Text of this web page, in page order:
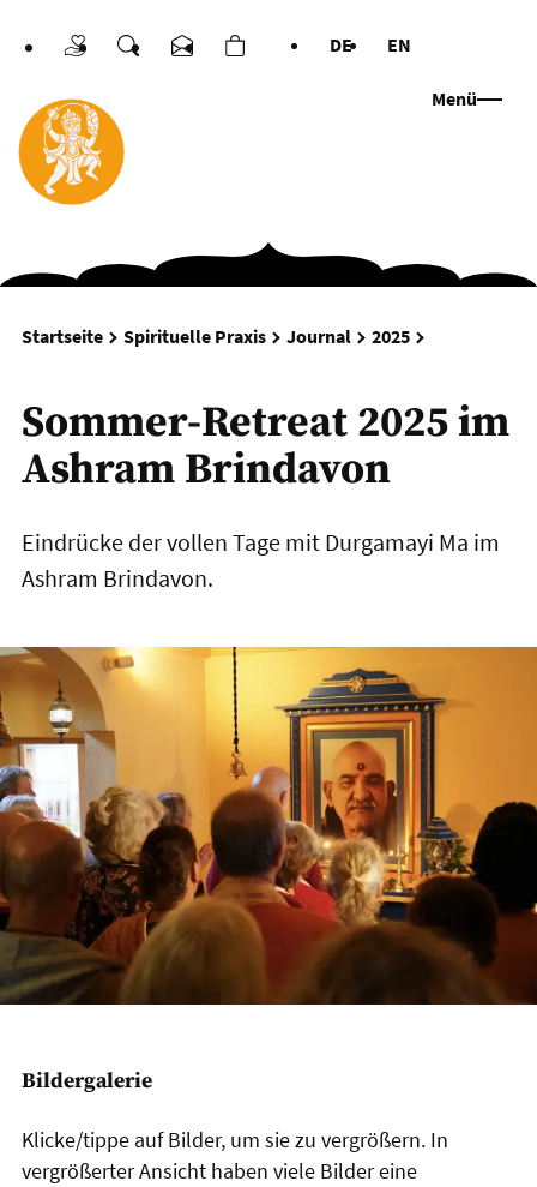
SpendenSucheKontaktWarenkorb
Sprachen DE EN
Menü
Startseite Spirituelle Praxis Journal 2025
Sommer-Retreat 2025 im
Ashram Brindavon
Eindrücke der vollen Tage mit Durgamayi Ma im
Ashram Brindavon.
Bildergalerie
Klicke/tippe auf Bilder, um sie zu vergrößern. In
vergrößerter Ansicht haben viele Bilder eine